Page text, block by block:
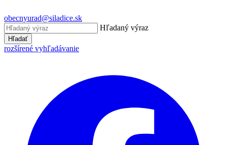
obecnyurad@siladice.sk
Hľadaný výraz
Hľadať
rozšírené vyhľadávanie